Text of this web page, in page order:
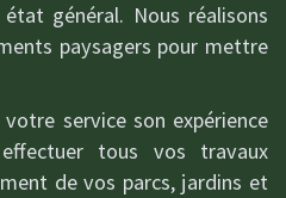
général. Nous réalisons
paysagers pour mettre
service son expérience
tous vos travaux
de vos parcs, jardins et